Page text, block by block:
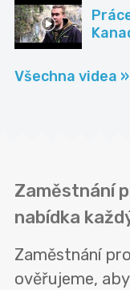
Všechna videa »
Zaměstnání
nabídka
Zaměstnání
ověřujeme,